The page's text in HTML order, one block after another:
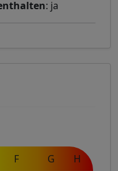
: ja
F G H